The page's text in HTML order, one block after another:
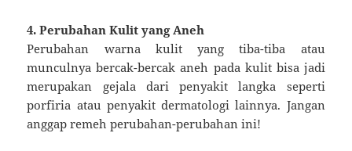
4. Perubahan Kulit yang Aneh
Perubahan warna kulit yang tiba-tiba atau
munculnya bercak-bercak aneh pada kulit bisa jadi
merupakan gejala dari penyakit langka seperti
porfiria atau penyakit dermatologi lainnya. Jangan
anggap remeh perubahan-perubahan ini!